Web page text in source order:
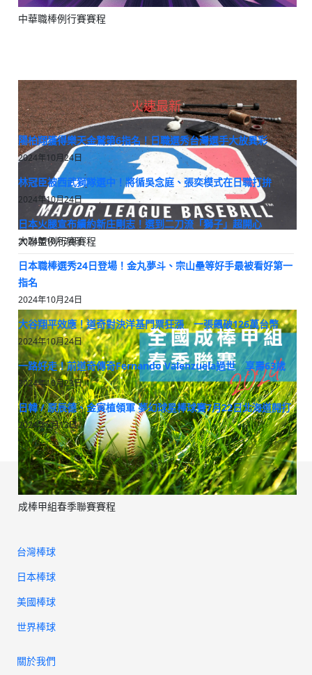
中華職棒例行賽賽程
大聯盟例行賽賽程
成棒甲組春季聯賽賽程
火速最新
陽柏翔獲得樂天金鷲第6指名！日職選秀台灣選手大放異彩
2024年10月24日
林冠臣被西武獅隊選中！將循吳念庭、張奕模式在日職打拚
2024年10月24日
日本火腿宣布續約新庄剛志！選到二刀流「獅子」超開心
2024年10月24日
日本職棒選秀24日登場！金丸夢斗、宗山壘等好手最被看好第一
指名
2024年10月24日
大谷翔平效應！道奇對決洋基門票狂漲 一張飆破126萬台幣
2024年10月24日
一路好走！前道奇傳奇Fernando Valenzuela過世 享壽63歲
2024年10月23日
日韓 / 原辰德、金寅植領軍 夢幻球星棒球賽7月22日北海道開打
2024年5月13日
台灣棒球
日本棒球
美國棒球
世界棒球
關於我們